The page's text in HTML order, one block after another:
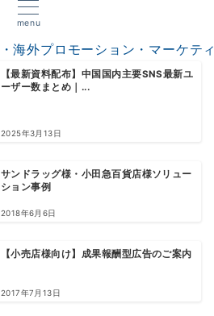
menu
【最新資料配布】中国国内主要SNS最新ユ
ーザー数まとめ｜...
2025年3月13日
サンドラッグ様・小田急百貨店様ソリュー
ション事例
2018年6月6日
【小売店様向け】成果報酬型広告のご案内
2017年7月13日